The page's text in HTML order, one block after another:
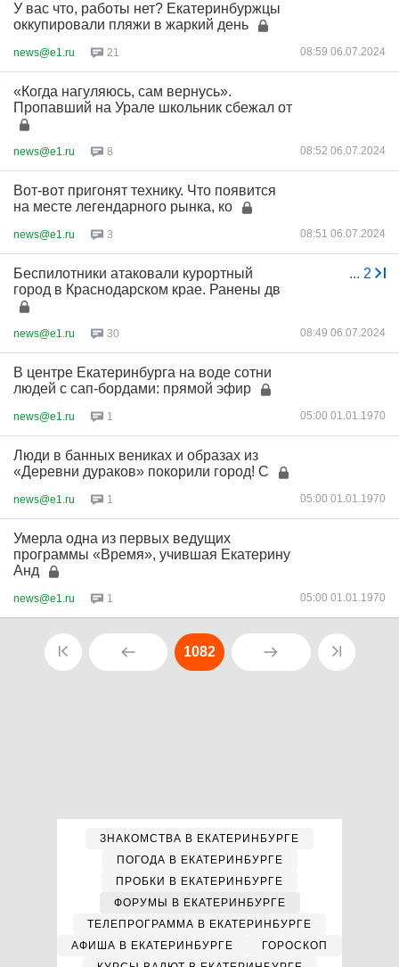
У вас что, работы нет? Екатеринбуржцы
оккупировали пляжи в жаркий день
news@e1.ru 21 08:59 06.07.2024
«Когда нагуляюсь, сам вернусь».
Пропавший на Урале школьник сбежал от
news@e1.ru 8 08:52 06.07.2024
Вот-вот пригонят технику. Что появится
на месте легендарного рынка, ко
news@e1.ru 3 08:51 06.07.2024
... 2
Беспилотники атаковали курортный
город в Краснодарском крае. Ранены дв
news@e1.ru 30 08:49 06.07.2024
В центре Екатеринбурга на воде сотни
людей с сап-бордами: прямой эфир
news@e1.ru 1 05:00 01.01.1970
Люди в банных вениках и образах из
«Деревни дураков» покорили город! С
news@e1.ru 1 05:00 01.01.1970
Умерла одна из первых ведущих
программы «Время», учившая Екатерину
Анд
news@e1.ru 1 05:00 01.01.1970
1082
ЗНАКОМСТВА В ЕКАТЕРИНБУРГЕ
ПОГОДА В ЕКАТЕРИНБУРГЕ
ПРОБКИ В ЕКАТЕРИНБУРГЕ
ФОРУМЫ В ЕКАТЕРИНБУРГЕ
ТЕЛЕПРОГРАММА В ЕКАТЕРИНБУРГЕ
АФИША В ЕКАТЕРИНБУРГЕ
ГОРОСКОП